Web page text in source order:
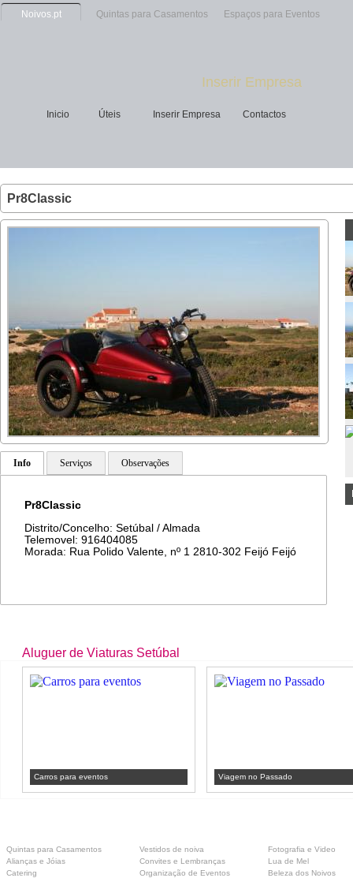
Inserir Empresa
Inicio Úteis Inserir Empresa Contactos
Noivos.pt Quintas para Casamentos Espaços para Eventos
Pr8Classic
Info Serviços Observações
Pr8Classic
Distrito/Concelho: Setúbal / Almada
Telemovel: 916404085
Morada: Rua Polido Valente, nº 1 2810-302 Feijó Feijó
Aluguer de Viaturas Setúbal
Carros para eventos Viagem no Passado
Quintas para Casamentos Vestidos de noiva
Fotografia e Video
Alianças e Jóias
Convites e Lembranças
Lua de Mel
Catering
Organização de Eventos
Beleza dos Noivos